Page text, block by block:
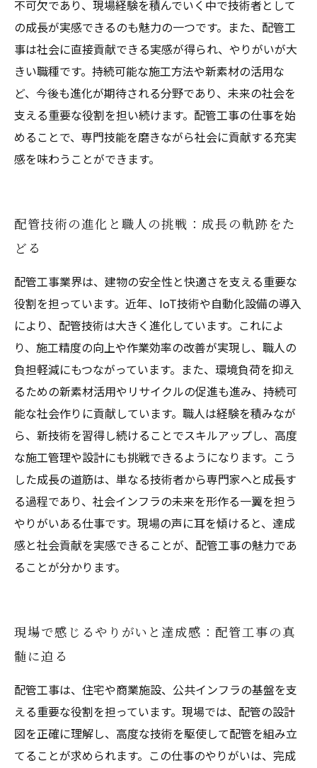
不可欠であり、現場経験を積んでいく中で技術者として
の成長が実感できるのも魅力の一つです。また、配管工
事は社会に直接貢献できる実感が得られ、やりがいが大
きい職種です。持続可能な施工方法や新素材の活用な
ど、今後も進化が期待される分野であり、未来の社会を
支える重要な役割を担い続けます。配管工事の仕事を始
めることで、専門技能を磨きながら社会に貢献する充実
感を味わうことができます。
配管技術の進化と職人の挑戦：成長の軌跡をた
どる
配管工事業界は、建物の安全性と快適さを支える重要な
役割を担っています。近年、IoT技術や自動化設備の導入
により、配管技術は大きく進化しています。これによ
り、施工精度の向上や作業効率の改善が実現し、職人の
負担軽減にもつながっています。また、環境負荷を抑え
るための新素材活用やリサイクルの促進も進み、持続可
能な社会作りに貢献しています。職人は経験を積みなが
ら、新技術を習得し続けることでスキルアップし、高度
な施工管理や設計にも挑戦できるようになります。こう
した成長の道筋は、単なる技術者から専門家へと成長す
る過程であり、社会インフラの未来を形作る一翼を担う
やりがいある仕事です。現場の声に耳を傾けると、達成
感と社会貢献を実感できることが、配管工事の魅力であ
ることが分かります。
現場で感じるやりがいと達成感：配管工事の真
髄に迫る
配管工事は、住宅や商業施設、公共インフラの基盤を支
える重要な役割を担っています。現場では、配管の設計
図を正確に理解し、高度な技術を駆使して配管を組み立
てることが求められます。この仕事のやりがいは、完成